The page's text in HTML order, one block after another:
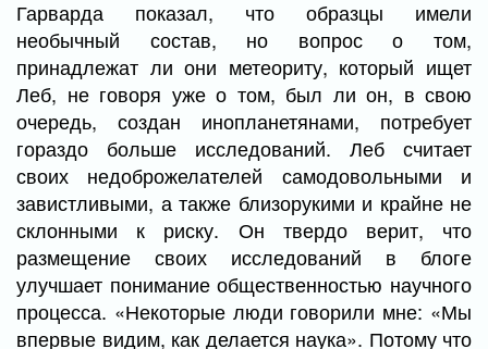
Гарварда показал, что образцы имели
необычный состав, но вопрос о том,
принадлежат ли они метеориту, который ищет
Леб, не говоря уже о том, был ли он, в свою
очередь, создан инопланетянами, потребует
гораздо больше исследований. Леб считает
своих недоброжелателей самодовольными и
завистливыми, а также близорукими и крайне не
склонными к риску. Он твердо верит, что
размещение своих исследований в блоге
улучшает понимание общественностью научного
процесса. «Некоторые люди говорили мне: «Мы
впервые видим, как делается наука». Потому что